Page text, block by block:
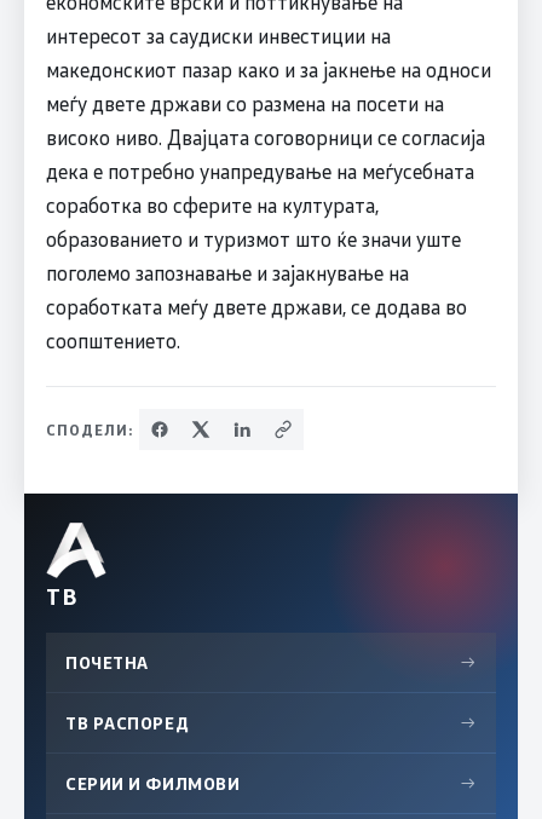
интересот за саудиски инвестиции на
македонскиот пазар како и за јакнење на односи
меѓу двете држави со размена на посети на
високо ниво. Двајцата соговорници се согласија
дека е потребно унапредување на меѓусебната
соработка во сферите на културата,
образованието и туризмот што ќе значи уште
поголемо запознавање и зајакнување на
соработката меѓу двете држави, се додава во
соопштението.
СПОДЕЛИ:
ТВ
ПОЧЕТНА →
ТВ РАСПОРЕД →
СЕРИИ И ФИЛМОВИ →